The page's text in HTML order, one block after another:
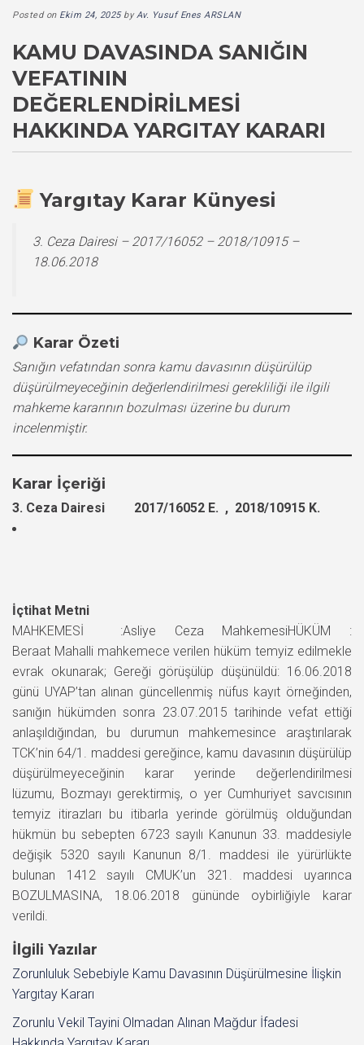
Posted on Ekim 24, 2025byAv. Yusuf Enes ARSLAN
KAMU DAVASINDA SANIĞIN
VEFATININ
DEĞERLENDIRILMESI
HAKKINDA YARGITAY KARARI
Yargıtay Karar Künyesi
3. Ceza Dairesi – 2017/16052 – 2018/10915 –
18.06.2018
Karar Özeti
Sanığın vefatından sonra kamu davasının düşürülüp
düşürülmeyeceğinin değerlendirilmesi gerekliliği ile ilgili
mahkeme kararının bozulması üzerine bu durum
incelenmiştir.
Karar İçeriği
3. Ceza Dairesi 2017/16052 E. , 2018/10915 K.
İçtihat Metni
MAHKEMESİ :Asliye Ceza MahkemesiHÜKÜM :
Beraat Mahalli mahkemece verilen hüküm temyiz edilmekle
evrak okunarak; Gereği görüşülüp düşünüldü: 16.06.2018
günü UYAP’tan alınan güncellenmiş nüfus kayıt örneğinden,
sanığın hükümden sonra 23.07.2015 tarihinde vefat ettiği
anlaşıldığından, bu durumun mahkemesince araştırılarak
TCK’nin 64/1. maddesi gereğince, kamu davasının düşürülüp
düşürülmeyeceğinin karar yerinde değerlendirilmesi
lüzumu, Bozmayı gerektirmiş, o yer Cumhuriyet savcısının
temyiz itirazları bu itibarla yerinde görülmüş olduğundan
hükmün bu sebepten 6723 sayılı Kanunun 33. maddesiyle
değişik 5320 sayılı Kanunun 8/1. maddesi ile yürürlükte
bulunan 1412 sayılı CMUK’un 321. maddesi uyarınca
BOZULMASINA, 18.06.2018 gününde oybirliğiyle karar
verildi.
İlgili Yazılar
Zorunluluk Sebebiyle Kamu Davasının Düşürülmesine İlişkin
Yargıtay Kararı
Zorunlu Vekil Tayini Olmadan Alınan Mağdur İfadesi